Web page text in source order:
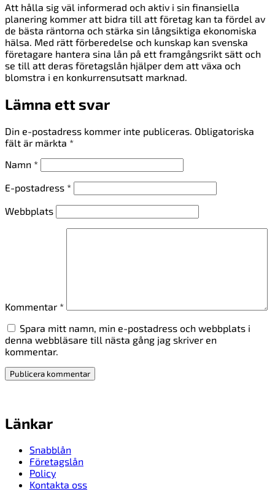
Att hålla sig väl informerad och aktiv i sin finansiella
planering kommer att bidra till att företag kan ta fördel av
de bästa räntorna och stärka sin långsiktiga ekonomiska
hälsa. Med rätt förberedelse och kunskap kan svenska
företagare hantera sina lån på ett framgångsrikt sätt och
se till att deras företagslån hjälper dem att växa och
blomstra i en konkurrensutsatt marknad.
Lämna ett svar
Din e-postadress kommer inte publiceras. Obligatoriska
fält är märkta *
Namn *
E-postadress *
Webbplats
Kommentar *
Spara mitt namn, min e-postadress och webbplats i
denna webbläsare till nästa gång jag skriver en
kommentar.
Länkar
Snabblån
Företagslån
Policy
Kontakta oss